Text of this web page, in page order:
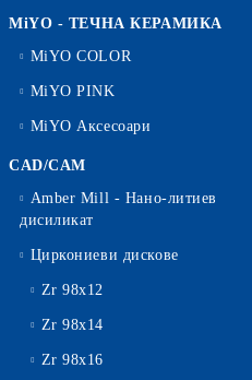
MiYO - ТЕЧНА КЕРАМИКА
MiYO COLOR
MiYO PINK
MiYO Аксесоари
CAD/CAM
Amber Mill - Нано-литиев
дисиликат
Циркониеви дискове
Zr 98x12
Zr 98x14
Zr 98x16